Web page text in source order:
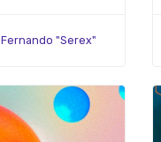
Fernando "Serex"